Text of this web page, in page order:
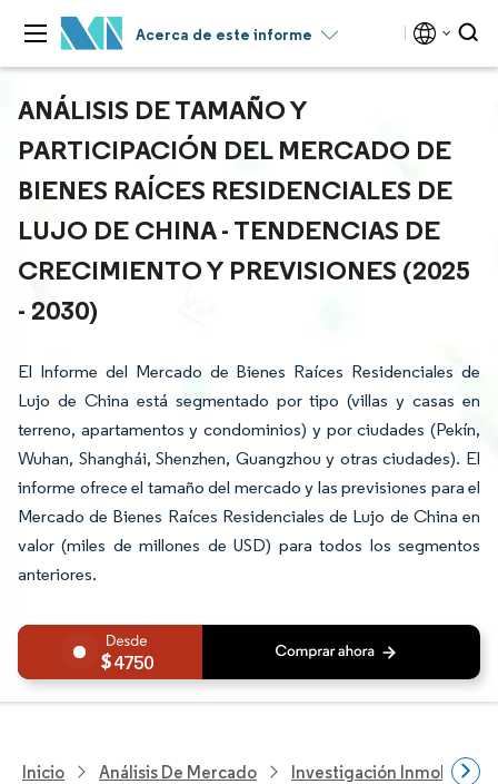
Acerca de este informe
ANÁLISIS DE TAMAÑO Y
PARTICIPACIÓN DEL MERCADO DE
BIENES RAÍCES RESIDENCIALES DE
LUJO DE CHINA - TENDENCIAS DE
CRECIMIENTO Y PREVISIONES (2025
- 2030)
El Informe del Mercado de Bienes Raíces Residenciales de
Lujo de China está segmentado por tipo (villas y casas en
terreno, apartamentos y condominios) y por ciudades (Pekín,
Wuhan, Shanghái, Shenzhen, Guangzhou y otras ciudades). El
informe ofrece el tamaño del mercado y las previsiones para el
Mercado de Bienes Raíces Residenciales de Lujo de China en
valor (miles de millones de USD) para todos los segmentos
anteriores.
4750
Inicio Análisis De Mercado Investigación Inmobiliaria